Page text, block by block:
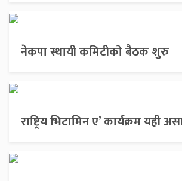
नेकपा स्थायी कमिटीको बैठक शुरु
राष्ट्रिय भिटामिन ए’ कार्यक्रम यही